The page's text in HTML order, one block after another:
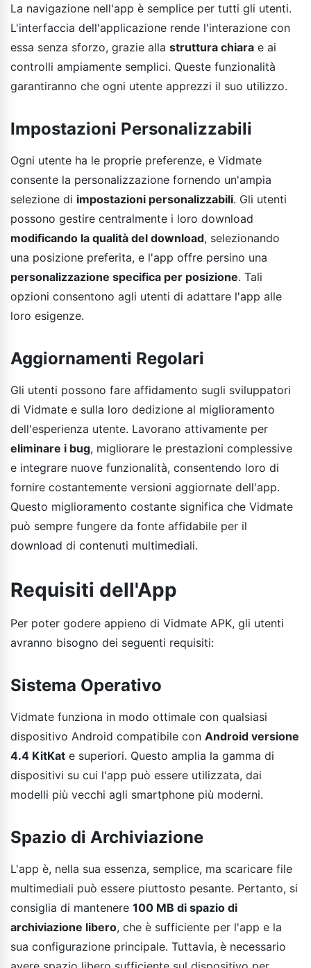
La navigazione nell'app è semplice per tutti gli utenti.
L'interfaccia dell'applicazione rende l'interazione con
essa senza sforzo, grazie alla struttura chiara e ai
controlli ampiamente semplici. Queste funzionalità
garantiranno che ogni utente apprezzi il suo utilizzo.
Impostazioni Personalizzabili
Ogni utente ha le proprie preferenze, e Vidmate
consente la personalizzazione fornendo un'ampia
selezione di impostazioni personalizzabili. Gli utenti
possono gestire centralmente i loro download
modificando la qualità del download, selezionando
una posizione preferita, e l'app offre persino una
personalizzazione specifica per posizione. Tali
opzioni consentono agli utenti di adattare l'app alle
loro esigenze.
Aggiornamenti Regolari
Gli utenti possono fare affidamento sugli sviluppatori
di Vidmate e sulla loro dedizione al miglioramento
dell'esperienza utente. Lavorano attivamente per
eliminare i bug, migliorare le prestazioni complessive
e integrare nuove funzionalità, consentendo loro di
fornire costantemente versioni aggiornate dell'app.
Questo miglioramento costante significa che Vidmate
può sempre fungere da fonte affidabile per il
download di contenuti multimediali.
Requisiti dell'App
Per poter godere appieno di Vidmate APK, gli utenti
avranno bisogno dei seguenti requisiti:
Sistema Operativo
Vidmate funziona in modo ottimale con qualsiasi
dispositivo Android compatibile con Android versione
4.4 KitKat e superiori. Questo amplia la gamma di
dispositivi su cui l'app può essere utilizzata, dai
modelli più vecchi agli smartphone più moderni.
Spazio di Archiviazione
L'app è, nella sua essenza, semplice, ma scaricare file
multimediali può essere piuttosto pesante. Pertanto, si
consiglia di mantenere 100 MB di spazio di
archiviazione libero, che è sufficiente per l'app e la
sua configurazione principale. Tuttavia, è necessario